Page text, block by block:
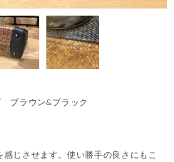
ブラウン&ブラック
じさせます。使い勝手の良さにもこ